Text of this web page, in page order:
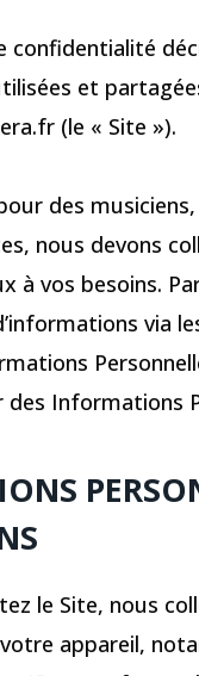
confidentialité
et
(le « Site »).
des
nous devons
à vos besoins.
via
Informations
le Site, nous
appareil,